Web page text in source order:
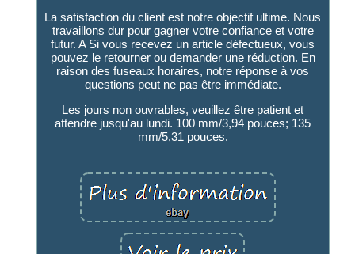
La satisfaction du client est notre objectif ultime. Nous
travaillons dur pour gagner votre confiance et votre
futur. A Si vous recevez un article défectueux, vous
pouvez le retourner ou demander une réduction. En
raison des fuseaux horaires, notre réponse à vos
questions peut ne pas être immédiate.
Les jours non ouvrables, veuillez être patient et
attendre jusqu'au lundi. 100 mm/3,94 pouces; 135
mm/5,31 pouces.